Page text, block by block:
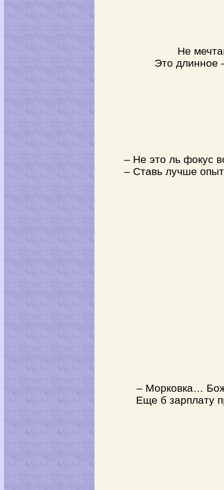
Не мечтай,
Это длинное –
– Не это ль фокус
– Ставь лучше
– Морковка…
Еще б зарплату